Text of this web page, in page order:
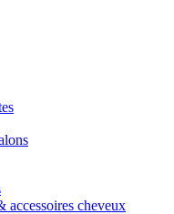
accessoires cheveux